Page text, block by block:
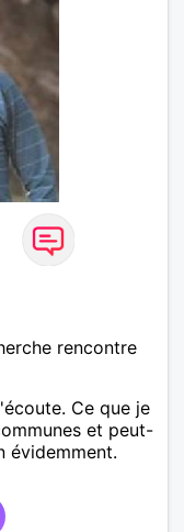
rencontre
Ce que je
et peut-
évidemment.